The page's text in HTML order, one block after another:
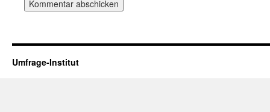
Umfrage-Institut